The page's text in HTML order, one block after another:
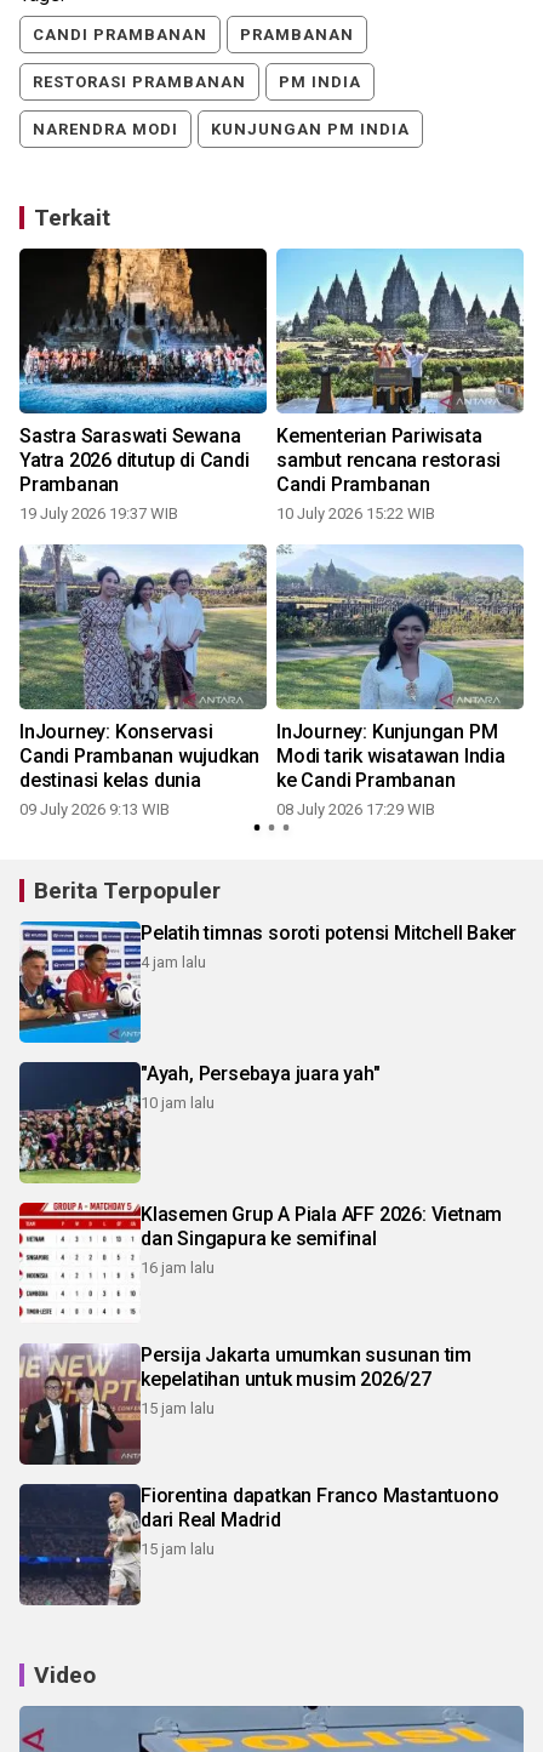
CANDI PRAMBANAN PRAMBANAN
RESTORASI PRAMBANAN PM INDIA
NARENDRA MODI KUNJUNGAN PM INDIA
Terkait
Sastra Saraswati Sewana
Yatra 2026 ditutup di Candi
Prambanan
19 July 2026 19:37 WIB
Kementerian Pariwisata
sambut rencana restorasi
Candi Prambanan
10 July 2026 15:22 WIB
InJourney: Konservasi
Candi Prambanan wujudkan
destinasi kelas dunia
09 July 2026 9:13 WIB
InJourney: Kunjungan PM
Modi tarik wisatawan India
ke Candi Prambanan
08 July 2026 17:29 WIB
Berita Terpopuler
Pelatih timnas soroti potensi Mitchell Baker
4 jam lalu
"Ayah, Persebaya juara yah"
10 jam lalu
Klasemen Grup A Piala AFF 2026: Vietnam
dan Singapura ke semifinal
16 jam lalu
Persija Jakarta umumkan susunan tim
kepelatihan untuk musim 2026/27
15 jam lalu
Fiorentina dapatkan Franco Mastantuono
dari Real Madrid
15 jam lalu
Video